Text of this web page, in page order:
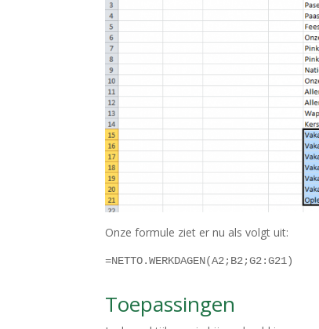
Onze formule ziet er nu als volgt uit:
=NETTO.WERKDAGEN(A2;B2;G2:G21)
Toepassingen